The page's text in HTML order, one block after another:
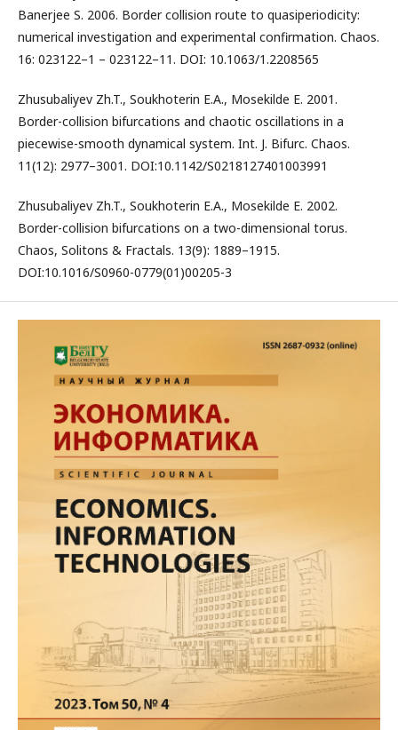
Banerjee S. 2006. Border collision route to quasiperiodicity:
numerical investigation and experimental confirmation. Chaos.
16: 023122–1 – 023122–11. DOI: 10.1063/1.2208565
Zhusubaliyev Zh.T., Soukhoterin E.A., Mosekilde E. 2001.
Border-collision bifurcations and chaotic oscillations in a
piecewise-smooth dynamical system. Int. J. Bifurc. Chaos.
11(12): 2977–3001. DOI:10.1142/S0218127401003991
Zhusubaliyev Zh.T., Soukhoterin E.A., Mosekilde E. 2002.
Border-collision bifurcations on a two-dimensional torus.
Chaos, Solitons & Fractals. 13(9): 1889–1915.
DOI:10.1016/S0960-0779(01)00205-3